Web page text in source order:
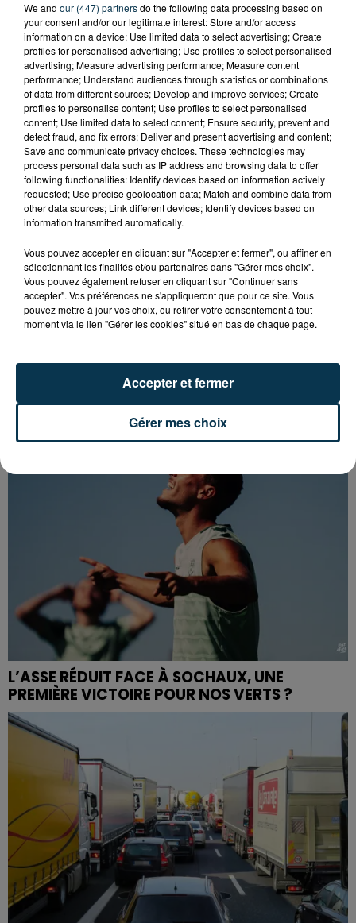
ASSE : UN COMMUNIQUÉ COMMUN POUR
DEMANDER LE DÉPART DE PIERRE EKWAH
CYANOBACTÉRIES : LE PRÉFÊT PREND UN
ARRÊTÉ POUR LES ACTIVITÉS DE...
L’ASSE RÉDUIT FACE À SOCHAUX, UNE
PREMIÈRE VICTOIRE POUR NOS VERTS ?
We and our (447) partnersdo the following data processing based on
your consent and/or our legitimate interest: Store and/or access
information on a device; Use limited data to select advertising; Create
profiles for personalised advertising; Use profiles to select personalised
advertising; Measure advertising performance; Measure content
performance; Understand audiences through statistics or combinations
of data from different sources; Develop and improve services; Create
profiles to personalise content; Use profiles to select personalised
content; Use limited data to select content; Ensure security, prevent and
detect fraud, and fix errors; Deliver and present advertising and content;
Save and communicate privacy choices. These technologies may
process personal data such as IP address and browsing data to offer
following functionalities: Identify devices based on information actively
requested; Use precise geolocation data; Match and combine data from
other data sources; Link different devices; Identify devices based on
information transmitted automatically.
Vous pouvez accepter en cliquant sur "Accepter et fermer", ou affiner en
sélectionnant les finalités et/ou partenaires dans "Gérer mes choix".
Vous pouvez également refuser en cliquant sur "Continuer sans
accepter". Vos préférences ne s'appliqueront que pour ce site. Vous
pouvez mettre à jour vos choix, ou retirer votre consentement à tout
moment via le lien "Gérer les cookies" situé en bas de chaque page.
Gérer mes choix
Accepter et fermer